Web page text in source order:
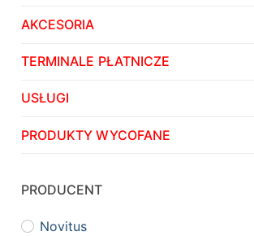
AKCESORIA
TERMINALE PŁATNICZE
USŁUGI
PRODUKTY WYCOFANE
PRODUCENT
Novitus